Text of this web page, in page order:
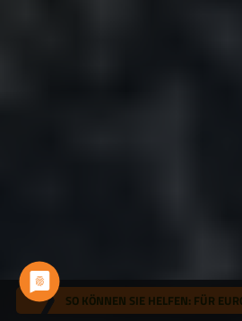
SO KÖNNEN SIE HELFEN: FÜR